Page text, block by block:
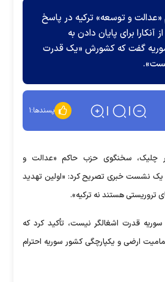
و توسعه» ترکیه در پاسخ
برای پایان دادن به
سوریه گفت که کشورش «یک قدرت
پسندها:۱
چلیک، سخنگوی حزب حاکم «عدالت و
یک نشست خبری تصریح کرد: «اولین تهدید
تروریستی هستند نه ترکیه».
سوریه قدرت اشغالگر نیست، تأکید کرد که
ارضی و یکپارچگی کشور سوریه احترام